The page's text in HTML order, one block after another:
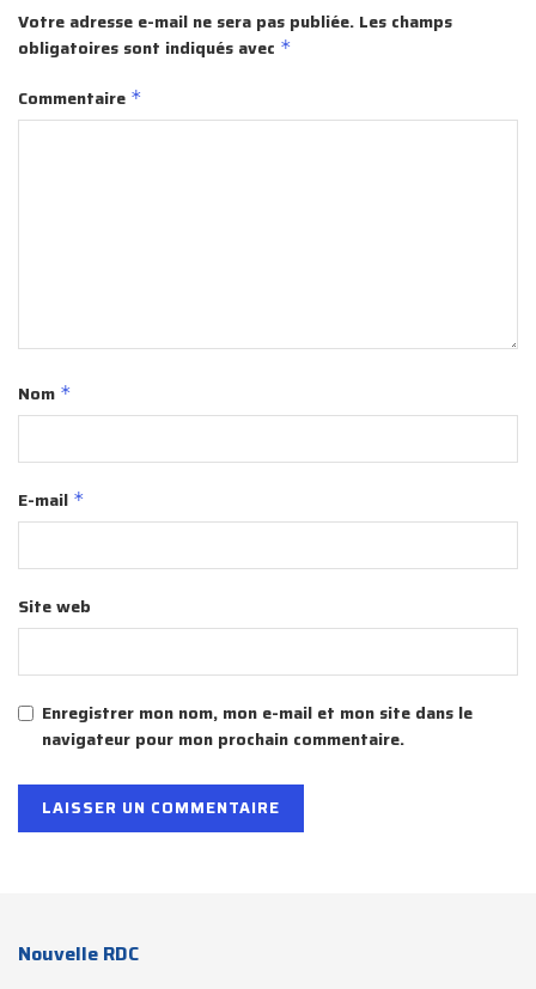
Votre adresse e-mail ne sera pas publiée. Les champs
obligatoires sont indiqués avec *
Commentaire *
Nom *
E-mail *
Site web
Enregistrer mon nom, mon e-mail et mon site dans le
navigateur pour mon prochain commentaire.
Nouvelle RDC